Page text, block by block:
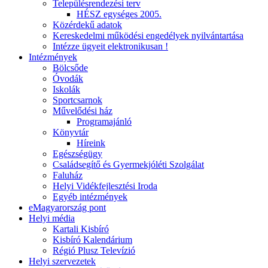
Településrendezési terv
HÉSZ egységes 2005.
Közérdekű adatok
Kereskedelmi működési engedélyek nyilvántartása
Intézze ügyeit elektronikusan !
Intézmények
Bölcsőde
Óvodák
Iskolák
Sportcsarnok
Művelődési ház
Programajánló
Könyvtár
Híreink
Egészségügy
Családsegítő és Gyermekjóléti Szolgálat
Faluház
Helyi Vidékfejlesztési Iroda
Egyéb intézmények
eMagyarország pont
Helyi média
Kartali Kisbíró
Kisbíró Kalendárium
Régió Plusz Televízió
Helyi szervezetek